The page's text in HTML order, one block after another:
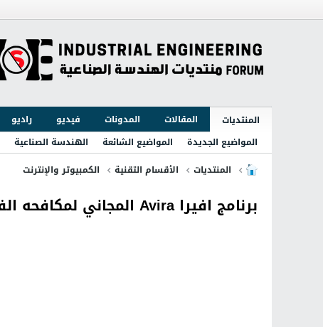
المنتديات المقالات المدونات فيديو راديو
المواضيع الجديدة
المواضيع الشائعة الهندسة الصناعية
المنتديات
الأقسام التقنية الكمبيوتر والإنترنت
برنامج افيرا Avira المجاني لمكافحه الفيروسات